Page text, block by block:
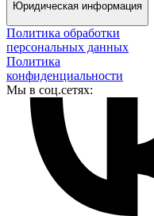
Юридическая информация
Политика обработки
персональных данных
Политика
конфиденциальности
Мы в соц.сетях: